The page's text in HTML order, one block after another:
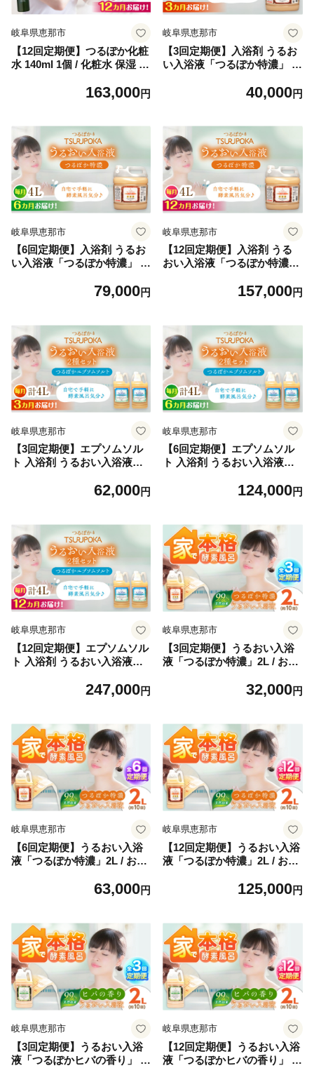
岐阜県恵那市
【12回定期便】つるぽか化粧
水 140ml 1個 / 化粧水 保湿 化
ケア セルフケア 定期便 岐阜
163,000円
岐阜県恵那市
【3回定期便】入浴剤 うるお
い入浴液「つるぽか特濃」 4
液 お風呂 酵素 酵素風呂 バス
40,000円
岐阜県恵那市
【6回定期便】入浴剤 うるお
い入浴液「つるぽか特濃」 4
液 お風呂 酵素 酵素風呂 バス
79,000円
岐阜県恵那市
【12回定期便】入浴剤 うる
おい入浴液「つるぽか特濃」
液 お風呂 酵素 酵素風呂 バス
157,000円
岐阜県恵那市
【3回定期便】エプソムソル
ト 入浴剤 うるおい入浴液
2L×2個（20回分）/ 入浴剤 入
/ 恵那市 / 回生堂 [AUAU018]
62,000円
岐阜県恵那市
【6回定期便】エプソムソル
ト 入浴剤 うるおい入浴液
2L×2個（20回分）/ 入浴剤 入
/ 恵那市 / 回生堂 [AUAU019]
124,000円
岐阜県恵那市
【12回定期便】エプソムソル
ト 入浴剤 うるおい入浴液
2L×2個（20回分）/ 入浴剤 入
/ 恵那市 / 回生堂 [AUAU020]
247,000円
岐阜県恵那市
【3回定期便】うるおい入浴
液「つるぽか特濃」2L / お風
那市 / 回生堂 [AUAU025]
32,000円
岐阜県恵那市
【6回定期便】うるおい入浴
液「つるぽか特濃」2L / お風
那市 / 回生堂 [AUAU026]
63,000円
岐阜県恵那市
【12回定期便】うるおい入浴
液「つるぽか特濃」2L / お風
那市 / 回生堂 [AUAU027]
125,000円
岐阜県恵那市
【3回定期便】うるおい入浴
液「つるぽかヒバの香り」 2
岐阜県恵那市
【12回定期便】うるおい入浴
液「つるぽかヒバの香り」 2